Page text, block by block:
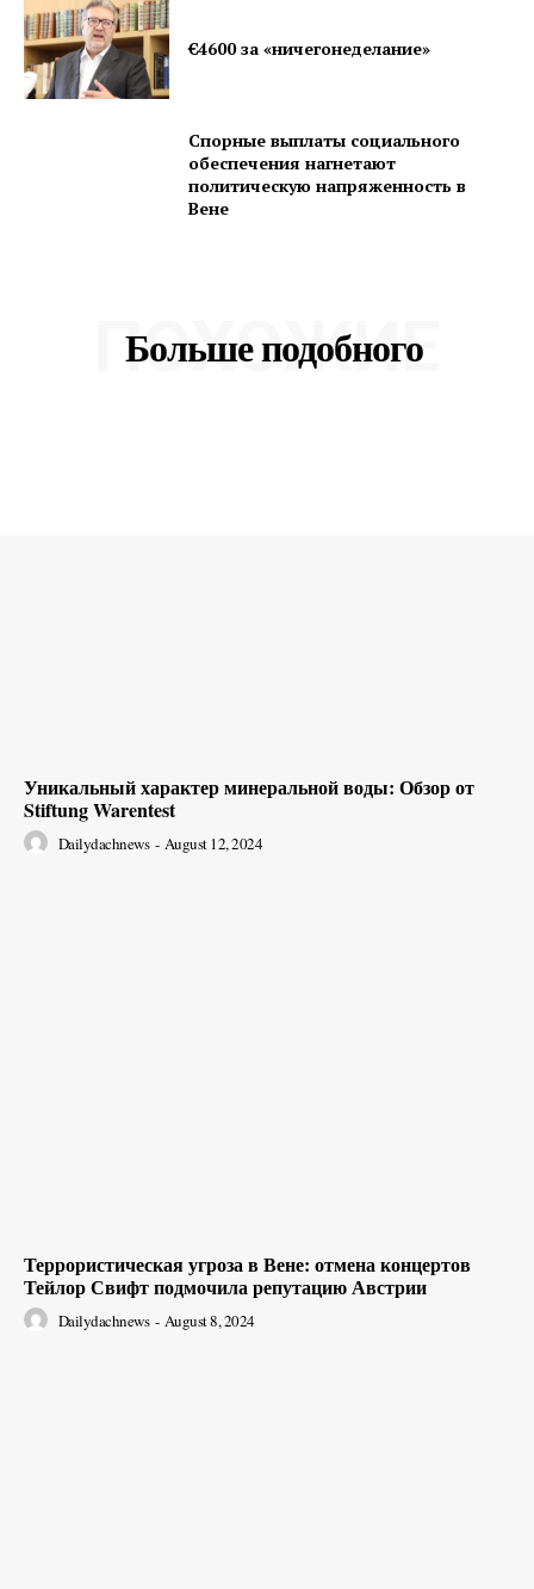
€4600 за «ничегонеделание»
Спорные выплаты социального
обеспечения нагнетают
политическую напряженность в
Вене
Больше подобного
ПОХОЖИЕ
Уникальный характер минеральной воды: Обзор от
Stiftung Warentest
Dailydachnews - August 12, 2024
Террористическая угроза в Вене: отмена концертов
Тейлор Свифт подмочила репутацию Австрии
Dailydachnews - August 8, 2024